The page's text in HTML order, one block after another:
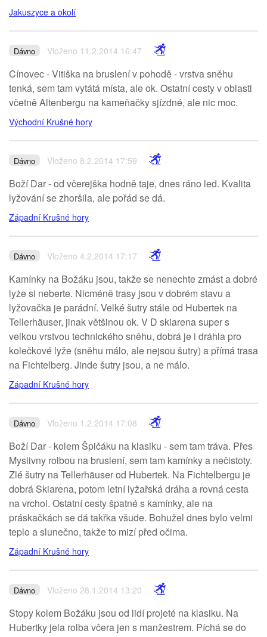
Jakuszyce a okolí
Dávno Vloženo 11.2.2014 16:47
Cínovec - Vitiška na bruslení v pohodě - vrstva sněhu
tenká, sem tam vytátá místa, ale ok. Ostatní cesty v oblasti
včetně Altenbergu na kameňačky sjízdné, ale nic moc.
Východní Krušné hory
Dávno Vloženo 8.2.2014 17:59
Boží Dar - od včerejška hodně taje, dnes ráno led. Kvalita
lyžování se zhoršila, ale pořád se dá.
Západní Krušné hory
Dávno Vloženo 4.2.2014 17:17
Kamínky na Božáku jsou, takže se nenechte zmást a dobré
lyże si neberte. Nicméně trasy jsou v dobrém stavu a
lyžovačka je parádní. Velké šutry stále od Hubertek na
Tellerhäuser, jinak většinou ok. V D skiarena super s
velkou vrstvou technického sněhu, dobrá je i dráhla pro
kolečkové lyže (sněhu málo, ale nejsou šutry) a přímá trasa
na Fichtelberg. Jinde šutry jsou, a ne málo.
Západní Krušné hory
Dávno Vloženo 1.2.2014 17:08
Boží Dar - kolem Špičáku na klasiku - sem tam tráva. Přes
Myslivny rolbou na bruslení, sem tam kamínky a nečistoty.
Zlé šutry na Tellerhäuser od Hubertek. Na Fichtelbergu je
dobrá Skiarena, potom letní lyžařská dráha a rovná cesta
na vrchol. Ostatní cesty špatné s kamínky, ale na
práskačkách se dá takřka všude. Bohužel dnes bylo velmi
teplo a slunečno, takže to mizí před očima.
Západní Krušné hory
Dávno Vloženo 28.1.2014 13:20
Stopy kolem Božáku jsou od lidí projeté na klasiku. Na
Hubertky jela rolba včera jen s manžestrem. Píchá se do